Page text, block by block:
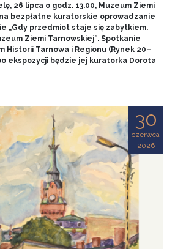
26 lipca o godz. 13.00, Muzeum Ziemi
bezpłatne kuratorskie oprowadzanie
„Gdy przedmiot staje się zabytkiem.
Ziemi Tarnowskiej”. Spotkanie
Historii Tarnowa i Regionu (Rynek 20–
ekspozycji będzie jej kuratorka Dorota
30
czerwca
2026